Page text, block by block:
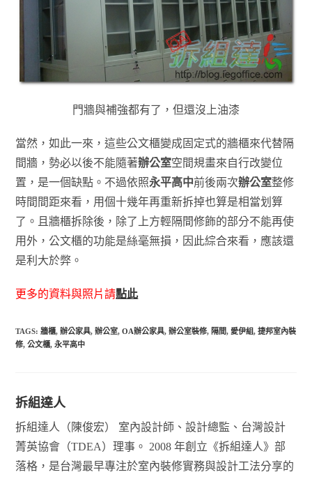
門牆與補強都有了，但還沒上油漆
當然，如此一來，這些公文櫃變成固定式的牆櫃來代替隔
間牆，勢必以後不能隨著辦公室空間規畫來自行改變位
置，是一個缺點。不過依照永平高中前後兩次辦公室整修
時間間距來看，用個十幾年再重新拆掉也算是相當划算
了。且牆櫃拆除後，除了上方輕隔間修飾的部分不能再使
用外，公文櫃的功能是絲毫無損，因此綜合來看，應該還
是利大於弊。
更多的資料與照片請點此
TAGS:牆櫃, 辦公家具, 辦公室, OA辦公家具, 辦公室裝修, 隔間, 愛伊組, 捷邦室內裝
修, 公文櫃, 永平高中
拆組達人
拆組達人（陳俊宏） 室內設計師、設計總監、台灣設計
菁英協會（TDEA）理事。 2008 年創立《拆組達人》部
落格，是台灣最早專注於室內裝修實務與設計工法分享的